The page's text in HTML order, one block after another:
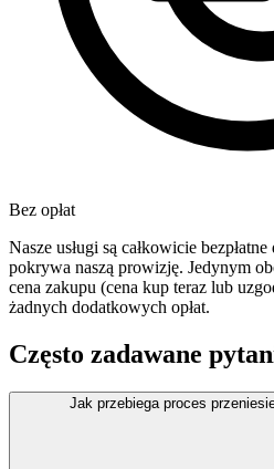
Bez opłat
Nasze usługi są całkowicie
pokrywa naszą prowizję. Jedynym
cena zakupu (cena kup teraz lub
żadnych dodatkowych opłat.
Często zadawane
Jak przebiega proces